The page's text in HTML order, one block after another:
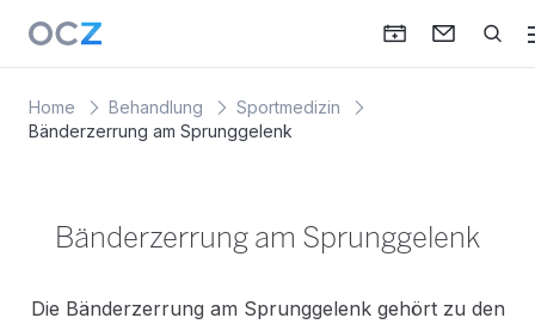
Home Behandlung
Sportmedizin
Bänderzerrung am Sprunggelenk
Bänderzerrung am Sprunggelenk
Die Bänderzerrung am Sprunggelenk gehört zu den